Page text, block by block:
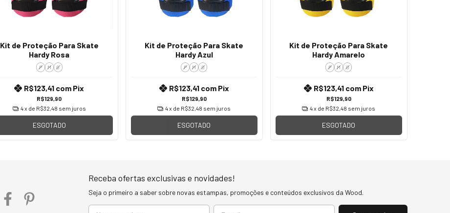
Kit de Proteção Para Skate
Hardy Rosa
P M G
R$129,90
R$123,41 com Pix
4x de R$32,48 sem juros
ESGOTADO
Kit de Proteção Para Skate
Hardy Azul
P M G
R$129,90
R$123,41 com Pix
4x de R$32,48 sem juros
ESGOTADO
Kit de Proteção Para Skate
Hardy Amarelo
P M G
R$129,90
R$123,41 com Pix
4x de R$32,48 sem juros
ESGOTADO
Receba ofertas exclusivas e novidades!
Seja o primeiro a saber sobre novas estampas, promoções e conteúdos exclusivos da Wood.